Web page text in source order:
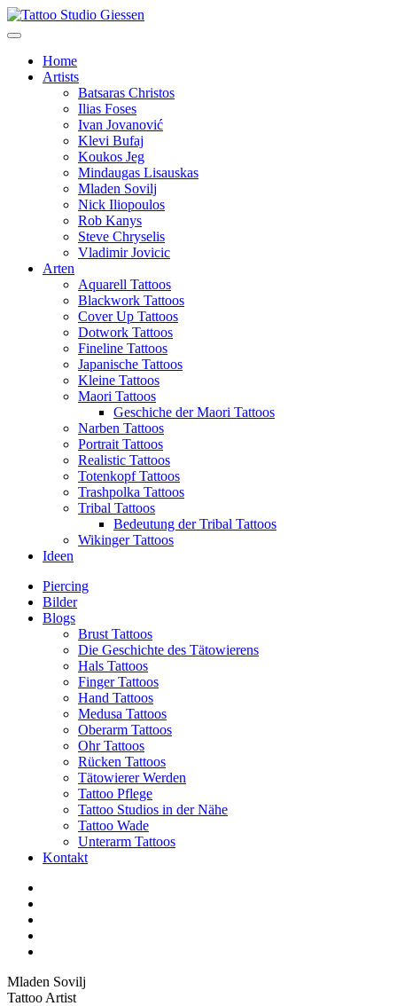
Home
Artists
Batsaras Christos
Ilias Foses
Ivan Jovanović
Klevi Bufaj
Koukos Jeg
Mindaugas Lisauskas
Mladen Sovilj
Nick Iliopoulos
Rob Kanys
Steve Chryselis
Vladimir Jovicic
Arten
Aquarell Tattoos
Blackwork Tattoos
Cover Up Tattoos
Dotwork Tattoos
Fineline Tattoos
Japanische Tattoos
Kleine Tattoos
Maori Tattoos
Geschiche der Maori Tattoos
Narben Tattoos
Portrait Tattoos
Realistic Tattoos
Totenkopf Tattoos
Trashpolka Tattoos
Tribal Tattoos
Bedeutung der Tribal Tattoos
Wikinger Tattoos
Ideen
Piercing
Bilder
Blogs
Brust Tattoos
Die Geschichte des Tätowierens
Hals Tattoos
Finger Tattoos
Hand Tattoos
Medusa Tattoos
Oberarm Tattoos
Ohr Tattoos
Rücken Tattoos
Tätowierer Werden
Tattoo Pflege
Tattoo Studios in der Nähe
Tattoo Wade
Unterarm Tattoos
Kontakt
Mladen Sovilj
Tattoo Artist